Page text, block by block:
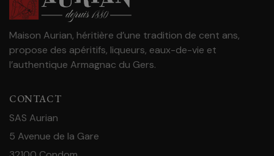
Maison Aurian, héritière d’une tradition de cent ans,
propose des apéritifs, liqueurs, eaux-de-vie et
l’authentique Armagnac du Gers.
CONTACT
SAS Aurian
5 Avenue de la Gare